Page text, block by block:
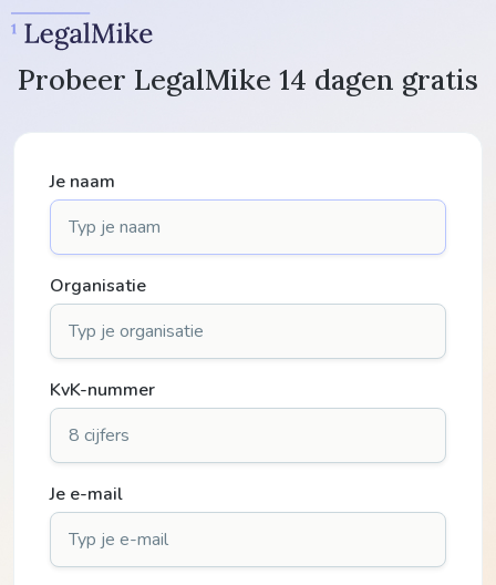
Probeer LegalMike 14 dagen gratis
Je naam
Organisatie
KvK-nummer
Je e-mail